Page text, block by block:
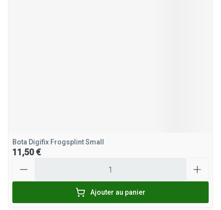
Bota Digifix Frogsplint Small
11,50 €
Ajouter au panier